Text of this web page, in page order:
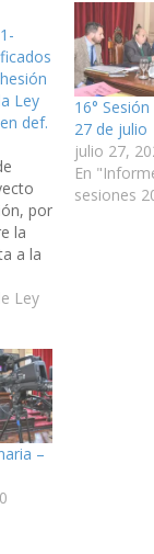
Ley
def.
por
la
a la
Ley
91-
a
Ley
16°
27 de julio
julio 27,
En
sesiones
–